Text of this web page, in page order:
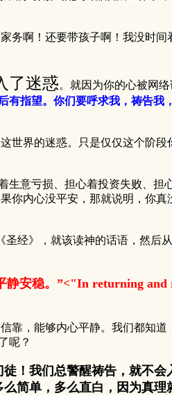
啊！还要带孩子啊！我没时间
了迷惑。就因为你的心被网
指望。你们要呼求我，祷告
界的迷惑。只是仅仅这个阶段
亏损、担心着投资失败、担
你内心没平安，那就说明，你
》，就该读神的话语，然后
安稳。”<"In returning and
，能够内心平静。我们都知道
呢？
！我们总警醒祷告，就不
简单，多么直白，因为真理